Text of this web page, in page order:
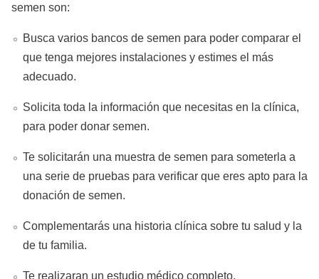
semen son:
Busca varios bancos de semen para poder comparar el
que tenga mejores instalaciones y estimes el más
adecuado.
Solicita toda la información que necesitas en la clínica,
para poder donar semen.
Te solicitarán una muestra de semen para someterla a
una serie de pruebas para verificar que eres apto para la
donación de semen.
Complementarás una historia clínica sobre tu salud y la
de tu familia.
Te realizaran un estudio médico completo.